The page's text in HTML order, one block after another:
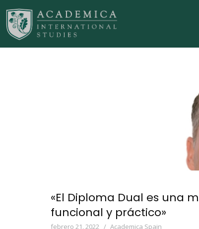
«El Diploma Dual es una
funcional y práctico»
febrero 21, 2022 Academica Spain